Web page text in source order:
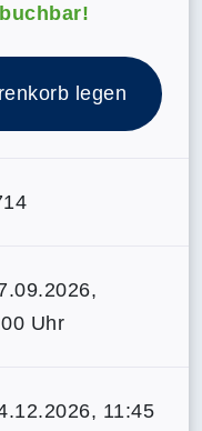
legen
Uhr
11:45